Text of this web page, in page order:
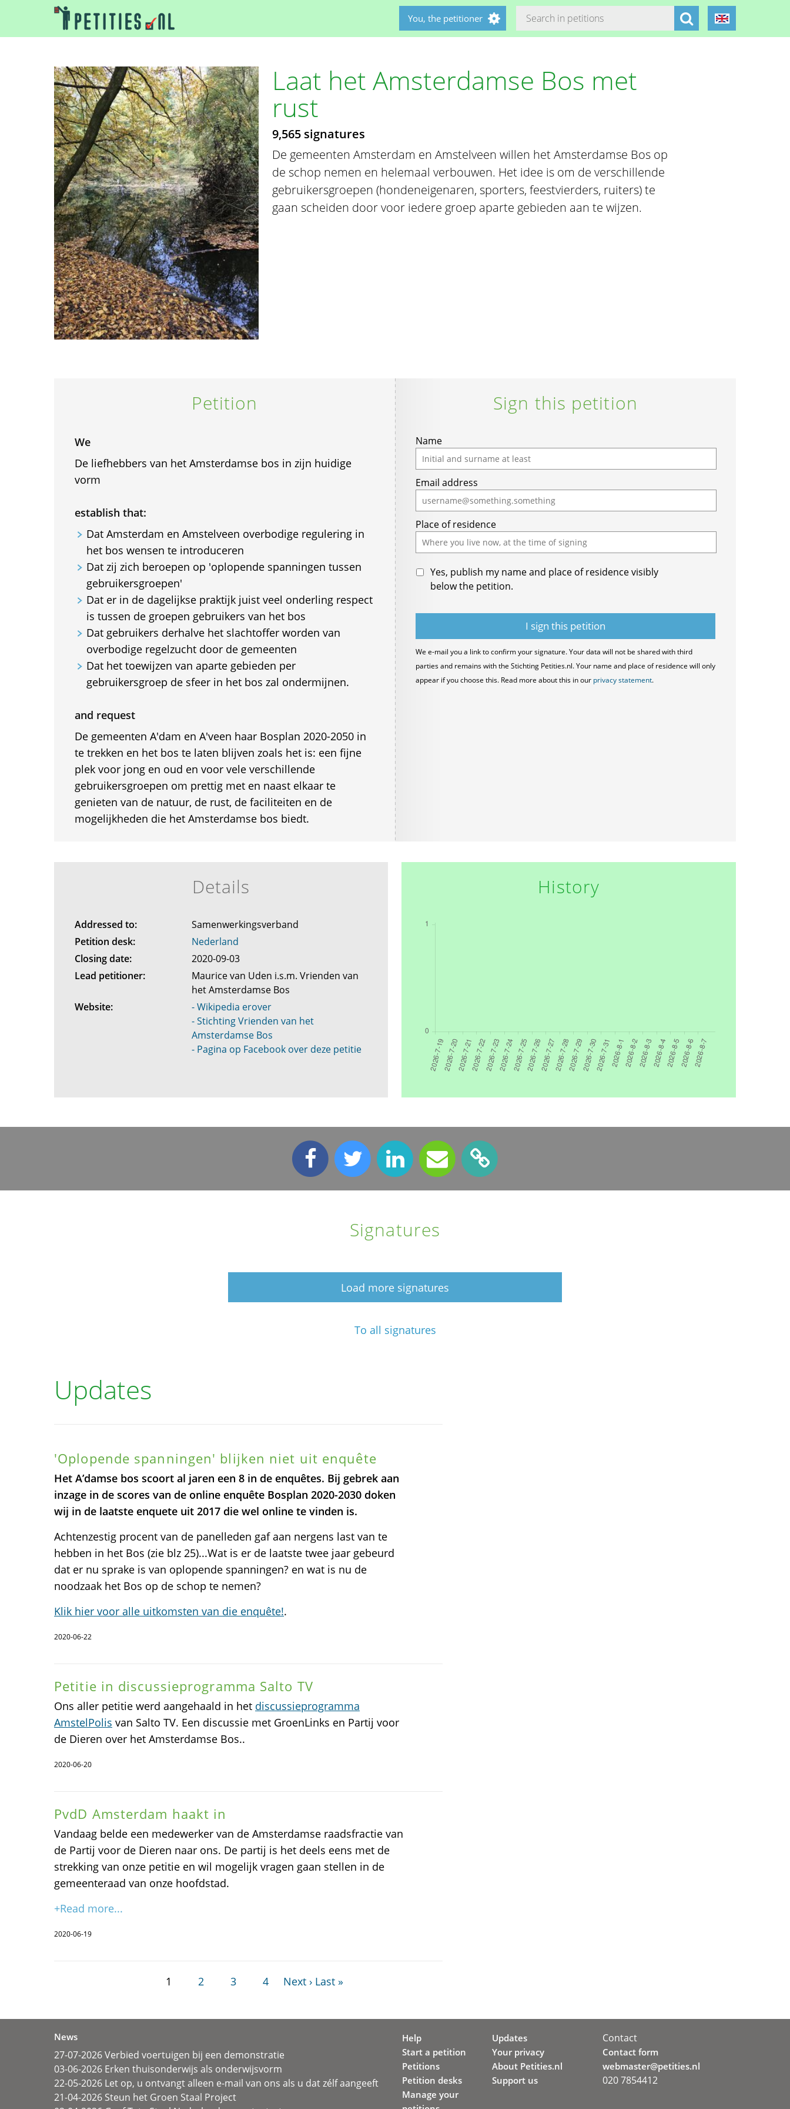
You, the petitioner
Laat het Amsterdamse Bos met
rust
9,565 signatures
De gemeenten Amsterdam en Amstelveen willen het Amsterdamse Bos op
de schop nemen en helemaal verbouwen. Het idee is om de verschillende
gebruikersgroepen (hondeneigenaren, sporters, feestvierders, ruiters) te
gaan scheiden door voor iedere groep aparte gebieden aan te wijzen.
Petition
We
De liefhebbers van het Amsterdamse bos in zijn huidige
vorm
establish that:
Dat Amsterdam en Amstelveen overbodige regulering in
het bos wensen te introduceren
Dat zij zich beroepen op 'oplopende spanningen tussen
gebruikersgroepen'
Dat er in de dagelijkse praktijk juist veel onderling respect
is tussen de groepen gebruikers van het bos
Dat gebruikers derhalve het slachtoffer worden van
overbodige regelzucht door de gemeenten
Dat het toewijzen van aparte gebieden per
gebruikersgroep de sfeer in het bos zal ondermijnen.
and request
De gemeenten A'dam en A'veen haar Bosplan 2020-2050 in
te trekken en het bos te laten blijven zoals het is: een fijne
plek voor jong en oud en voor vele verschillende
gebruikersgroepen om prettig met en naast elkaar te
genieten van de natuur, de rust, de faciliteiten en de
mogelijkheden die het Amsterdamse bos biedt.
Sign this petition
If
you
are
a
human,
ignore
this
field
Name
Email address
Place of residence
Yes, publish my name and place of residence visibly
below the petition.
We e-mail you a link to confirm your signature. Your data will not be shared with third
parties and remains with the Stichting Petities.nl. Your name and place of residence will only
appear if you choose this. Read more about this in our privacy statement.
Details
Addressed to:
Samenwerkingsverband
Petition desk:
Nederland
Closing date:
2020-09-03
Lead petitioner:
Maurice van Uden i.s.m. Vrienden van
het Amsterdamse Bos
Website:
- Wikipedia erover
- Stichting Vrienden van het
Amsterdamse Bos
- Pagina op Facebook over deze petitie
History
Signatures
Load more signatures
To all signatures
Updates
'Oplopende spanningen' blijken niet uit enquête
Het A’damse bos scoort al jaren een 8 in de enquêtes. Bij gebrek aan
inzage in de scores van de online enquête Bosplan 2020-2030 doken
wij in de laatste enquete uit 2017 die wel online te vinden is.
Achtenzestig procent van de panelleden gaf aan nergens last van te
hebben in het Bos (zie blz 25)...Wat is er de laatste twee jaar gebeurd
dat er nu sprake is van oplopende spanningen? en wat is nu de
noodzaak het Bos op de schop te nemen?
Klik hier voor alle uitkomsten van die enquête!.
2020-06-22
Petitie in discussieprogramma Salto TV
Ons aller petitie werd aangehaald in het discussieprogramma
AmstelPolis van Salto TV. Een discussie met GroenLinks en Partij voor
de Dieren over het Amsterdamse Bos..
2020-06-20
PvdD Amsterdam haakt in
Vandaag belde een medewerker van de Amsterdamse raadsfractie van
de Partij voor de Dieren naar ons. De partij is het deels eens met de
strekking van onze petitie en wil mogelijk vragen gaan stellen in de
gemeenteraad van onze hoofdstad.
+Read more...
2020-06-19
1 2 3 4 Next › Last »
News
27-07-2026 Verbied voertuigen bij een demonstratie
03-06-2026 Erken thuisonderwijs als onderwijsvorm
22-05-2026 Let op, u ontvangt alleen e-mail van ons als u dat zélf aangeeft
21-04-2026 Steun het Groen Staal Project
Help
Start a petition
Petitions
Petition desks
Manage your
Updates
Your privacy
About Petities.nl
Support us
Contact
Contact form
webmaster@petities.nl
020 7854412